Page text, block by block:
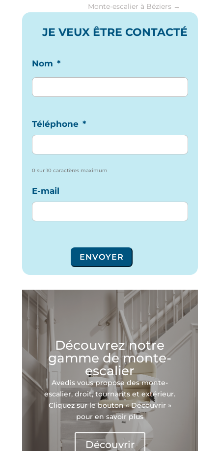
Monte-escalier à Béziers →
JE VEUX ÊTRE CONTACTÉ
Nom *
Téléphone *
0 sur 10 caractères maximum
E-mail
ENVOYER
Découvrez notre
gamme de monte-
escalier
Avedis vous propose des monte-
escalier, droit, tournants et extérieur.
Cliquez sur le bouton « Découvrir »
pour en savoir plus
Découvrir